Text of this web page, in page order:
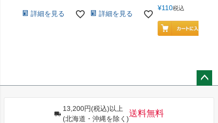
詳細を見る 詳細を見る
¥110税込
13,200円(税込)以上
(北海道・沖縄を除く)
送料無料